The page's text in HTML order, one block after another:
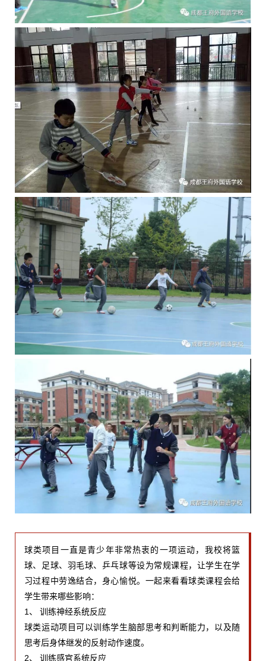
球类项目一直是青少年非常热衷的一项运动，我校将篮
球、足球、羽毛球、乒乓球等设为常规课程，让学生在学
习过程中劳逸结合，身心愉悦。一起来看看球类课程会给
学生带来哪些影响：
1、 训练神经系统反应
球类运动项目可以训练学生脑部思考和判断能力，以及随
思考后身体继发的反射动作速度。
2、 训练感官系统反应